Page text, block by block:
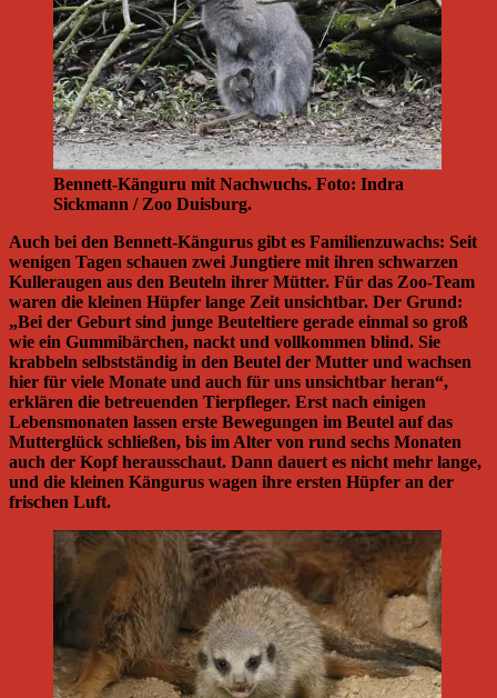
Bennett-Känguru mit Nachwuchs. Foto: Indra
Sickmann / Zoo Duisburg.
Auch bei den Bennett-Kängurus gibt es Familienzuwachs: Seit
wenigen Tagen schauen zwei Jungtiere mit ihren schwarzen
Kulleraugen aus den Beuteln ihrer Mütter. Für das Zoo-Team
waren die kleinen Hüpfer lange Zeit unsichtbar. Der Grund:
„Bei der Geburt sind junge Beuteltiere gerade einmal so groß
wie ein Gummibärchen, nackt und vollkommen blind. Sie
krabbeln selbstständig in den Beutel der Mutter und wachsen
hier für viele Monate und auch für uns unsichtbar heran“,
erklären die betreuenden Tierpfleger. Erst nach einigen
Lebensmonaten lassen erste Bewegungen im Beutel auf das
Mutterglück schließen, bis im Alter von rund sechs Monaten
auch der Kopf herausschaut. Dann dauert es nicht mehr lange,
und die kleinen Kängurus wagen ihre ersten Hüpfer an der
frischen Luft.